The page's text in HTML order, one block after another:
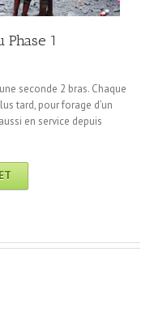
1
seconde 2 bras. Chaque
tard, pour forage d’un
en service depuis